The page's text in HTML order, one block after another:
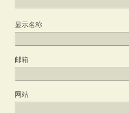
显示名称
邮箱
网站